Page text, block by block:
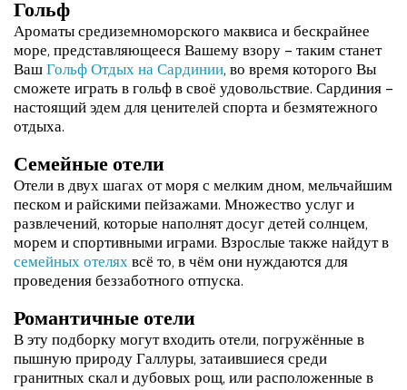
Гольф
Ароматы средиземноморского маквиса и бескрайнее
море, представляющееся Вашему взору – таким станет
Ваш Гольф Отдых на Сардинии, во время которого Вы
сможете играть в гольф в своё удовольствие. Сардиния –
настоящий эдем для ценителей спорта и безмятежного
отдыха.
Семейные отели
Отели в двух шагах от моря с мелким дном, мельчайшим
песком и райскими пейзажами. Множество услуг и
развлечений, которые наполнят досуг детей солнцем,
морем и спортивными играми. Взрослые также найдут в
семейных отелях всё то, в чём они нуждаются для
проведения беззаботного отпуска.
Романтичные отели
В эту подборку могут входить отели, погружённые в
пышную природу Галлуры, затаившиеся среди
гранитных скал и дубовых рощ, или расположенные в